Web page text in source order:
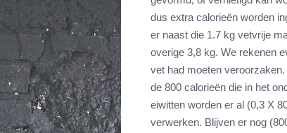
dus extra calorieën worden
er naast die 1.7 kg vetvrije
overige 3,8 kg. We rekenen
vet had moeten
de 800 calorieën die in het
eiwitten worden er al (0,3 X
verwerken. Blijven er nog